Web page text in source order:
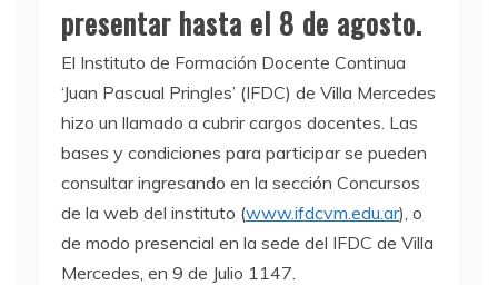
presentar hasta el 8 de agosto.
El Instituto de Formación Docente Continua
‘Juan Pascual Pringles’ (IFDC) de Villa Mercedes
hizo un llamado a cubrir cargos docentes. Las
bases y condiciones para participar se pueden
consultar ingresando en la sección Concursos
de la web del instituto (www.ifdcvm.edu.ar), o
de modo presencial en la sede del IFDC de Villa
Mercedes, en 9 de Julio 1147.